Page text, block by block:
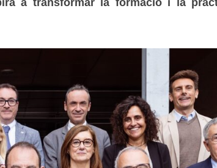
a transformar la formació i la